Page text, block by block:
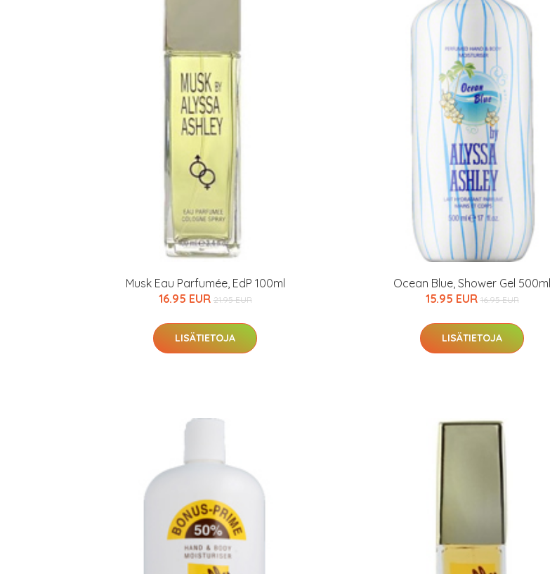
Musk Eau Parfumée, EdP 100ml
16.95 EUR 21.95 EUR
LISÄTIETOJA
Ocean Blue, Shower Gel 500ml
15.95 EUR 16.95 EUR
LISÄTIETOJA
Erikoistarjous
Sponsoriltamme
IdealofMeD Kauppa
Kaikki IdealofMeDin tuotteet -20 %!